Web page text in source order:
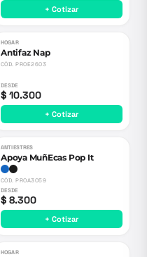
+ Cotizar
HOGAR
Antifaz Nap
CÓD.PROE2603
DESDE
$ 10.300
+ Cotizar
ANTIESTRES
Apoya MuñEcas Pop It
CÓD.PROA3059
DESDE
$ 8.300
+ Cotizar
HOGAR